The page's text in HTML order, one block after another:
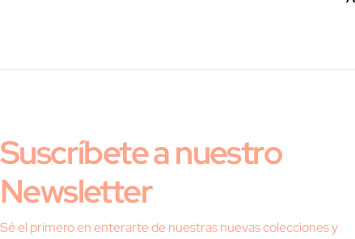
Suscríbete a nuestro
Newsletter
Sé el primero en enterarte de nuestras nuevas colecciones y